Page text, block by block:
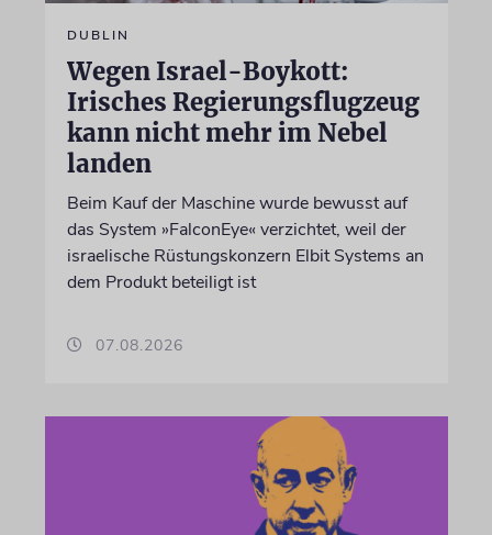
DUBLIN
Wegen Israel-Boykott:
Irisches Regierungsflugzeug
kann nicht mehr im Nebel
landen
Beim Kauf der Maschine wurde bewusst auf
das System »FalconEye« verzichtet, weil der
israelische Rüstungskonzern Elbit Systems an
dem Produkt beteiligt ist
07.08.2026